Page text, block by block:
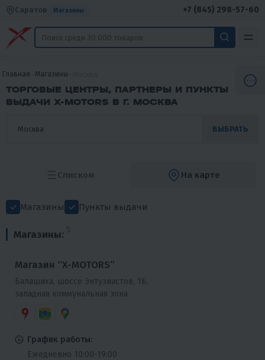
Саратов Магазины +7 (845) 298-57-60
Главная Магазины
ТОРГОВЫЕ ЦЕНТРЫ, ПАРТНЕРЫ И ПУНКТЫ
ВЫДАЧИ X-MOTORS В Г. МОСКВА
ВЫБРАТЬ
Списком На карте
Магазины Пункты выдачи
Магазины: 5
Магазин “X-MOTORS”
Балашиха, шоссе Энтузиастов, 1Б,
западная коммунальная зона
График работы:
Ежедневно 10:00-19:00